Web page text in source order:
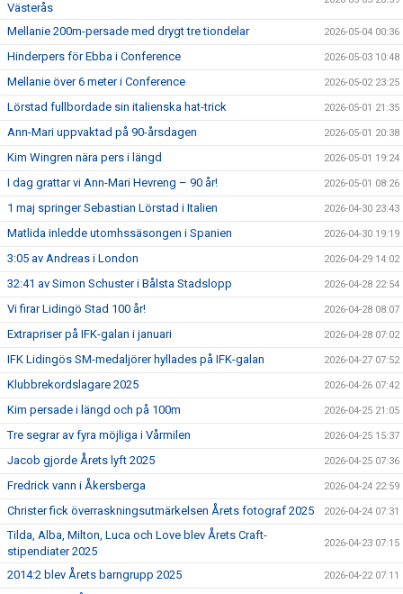
Västerås
Mellanie 200m-persade med drygt tre tiondelar 2026-05-04 00:36
Hinderpers för Ebba i Conference 2026-05-03 10:48
Mellanie över 6 meter i Conference 2026-05-02 23:25
Lörstad fullbordade sin italienska hat-trick 2026-05-01 21:35
Ann-Mari uppvaktad på 90-årsdagen 2026-05-01 20:38
Kim Wingren nära pers i längd 2026-05-01 19:24
I dag grattar vi Ann-Mari Hevreng – 90 år! 2026-05-01 08:26
1 maj springer Sebastian Lörstad i Italien 2026-04-30 23:43
Matlida inledde utomhssäsongen i Spanien 2026-04-30 19:19
3:05 av Andreas i London 2026-04-29 14:02
32:41 av Simon Schuster i Bålsta Stadslopp 2026-04-28 22:54
Vi firar Lidingö Stad 100 år! 2026-04-28 08:07
Extrapriser på IFK-galan i januari 2026-04-28 07:02
IFK Lidingös SM-medaljörer hyllades på IFK-galan 2026-04-27 07:52
Klubbrekordslagare 2025 2026-04-26 07:42
Kim persade i längd och på 100m 2026-04-25 21:05
Tre segrar av fyra möjliga i Vårmilen 2026-04-25 15:37
Jacob gjorde Årets lyft 2025 2026-04-25 07:36
Fredrick vann i Åkersberga 2026-04-24 22:59
Christer fick överraskningsutmärkelsen Årets fotograf 2025 2026-04-24 07:31
Tilda, Alba, Milton, Luca och Love blev Årets Craft-
stipendiater 2025
2026-04-23 07:15
2014:2 blev Årets barngrupp 2025 2026-04-22 07:11